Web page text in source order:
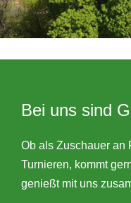
Bei uns sind
Ob als Zuschauer an
Turnieren, kommt
genießt mit uns